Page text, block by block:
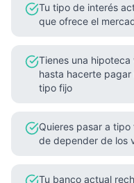
Tu tipo de interés
que ofrece el
Tienes una
hasta hacerte
tipo fijo
Quieres pasar a
de depender de los
Tu banco actual